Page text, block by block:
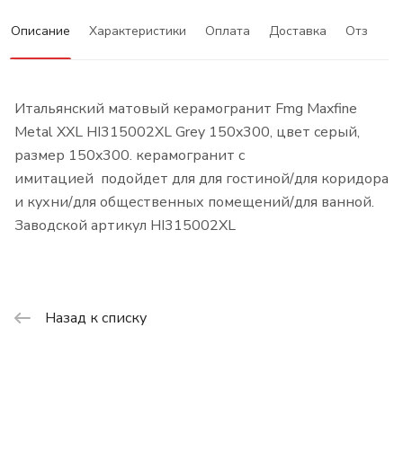
Описание Характеристики Оплата Доставка Отзывы
Итальянский матовый керамогранит Fmg Maxfine
Metal XXL HI315002XL Grey 150x300, цвет серый,
размер 150x300. керамогранит с
имитацией подойдет для для гостиной/для коридора
и кухни/для общественных помещений/для ванной.
Заводской артикул HI315002XL
Назад к списку